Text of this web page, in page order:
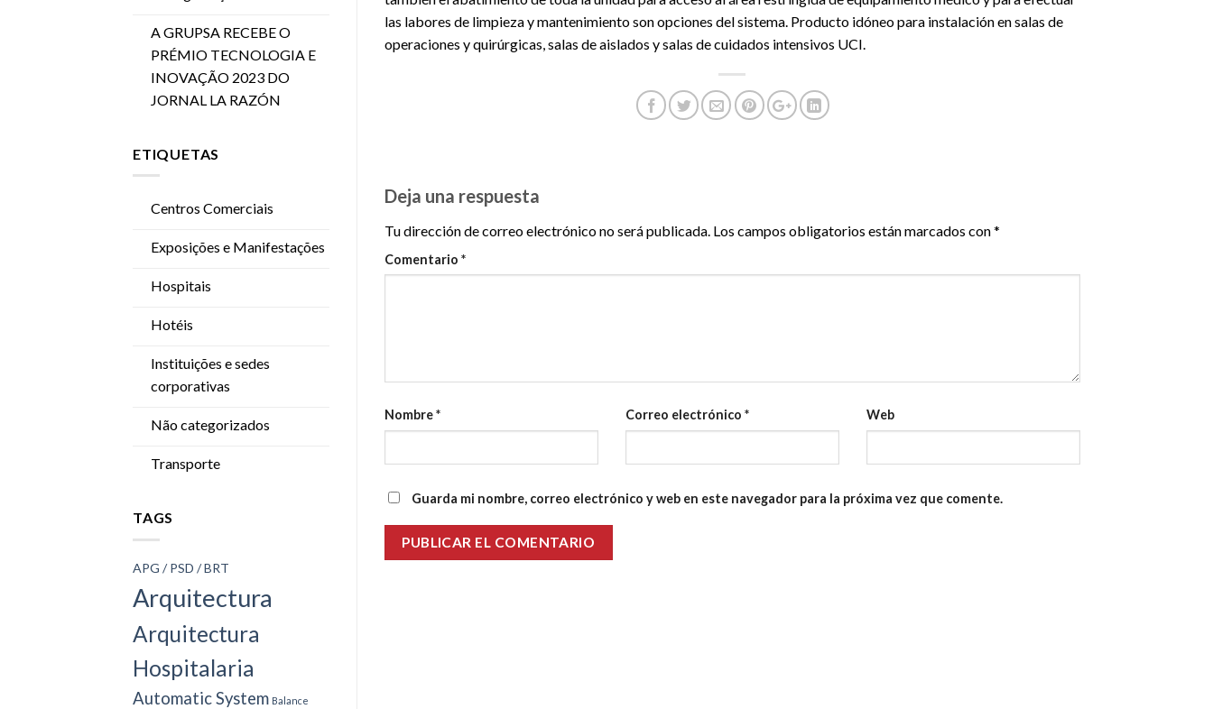
A GRUPSA RECEBE O
PRÉMIO TECNOLOGIA E
INOVAÇÃO 2023 DO
JORNAL LA RAZÓN
ETIQUETAS
Centros Comerciais
Exposições e Manifestações
Hospitais
Hotéis
Instituições e sedes
corporativas
Não categorizados
Transporte
TAGS
APG / PSD / BRT
Arquitectura
Arquitectura
Hospitalaria
Automatic System Balance
las labores de limpieza y mantenimiento son opciones del sistema. Producto idóneo para instalación en salas de
operaciones y quirúrgicas, salas de aislados y salas de cuidados intensivos UCI.
Deja una respuesta
Tu dirección de correo electrónico no será publicada. Los campos obligatorios están marcados con*
Comentario *
Nombre* Correo electrónico * Web
Guarda mi nombre, correo electrónico y web en este navegador para la próxima vez que comente.